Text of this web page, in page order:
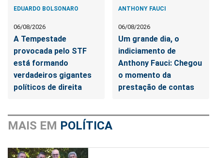
EDUARDO BOLSONARO
06/08/2026
A Tempestade
provocada pelo STF
está formando
verdadeiros gigantes
políticos de direita
ANTHONY FAUCI
06/08/2026
Um grande dia, o
indiciamento de
Anthony Fauci: Chegou
o momento da
prestação de contas
MAIS EM POLÍTICA